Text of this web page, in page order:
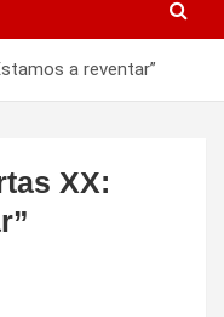
a reventar”
XX: